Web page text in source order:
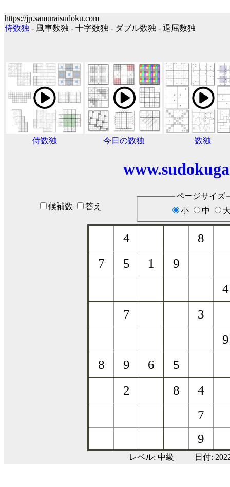
https://jp.samuraisudoku.com
侍数独 - 風車数独 - 十字数独 - ダブル数独 - 退屈数独
侍数独 今日の数独 数独
候補数 答え
ページサイズ
小
中
レベル: 中級 日付: